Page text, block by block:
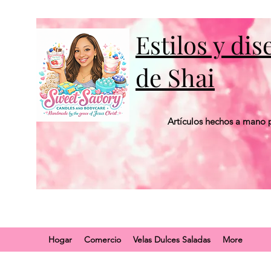
Estilos y
de Shai
Artículos hechos a mano
Hogar Comercio Velas Dulces Saladas More